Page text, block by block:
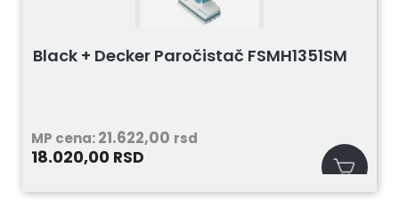
Black + Decker Paročistač FSMH1351SM
MP cena:21.622,00 rsd
18.020,00 RSD